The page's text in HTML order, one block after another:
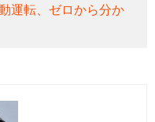
運転、ゼロから分か